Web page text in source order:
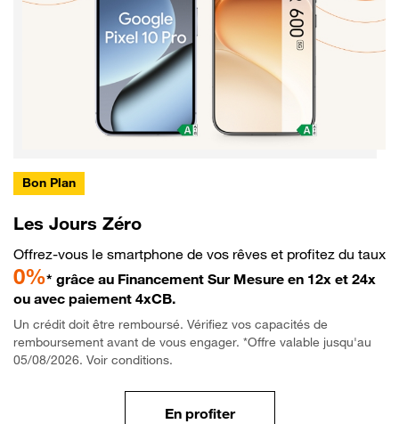
Bon Plan
Les Jours Zéro
Offrez-vous le smartphone de vos rêves et profitez du taux
0%* grâce au Financement Sur Mesure en 12x et 24x
ou avec paiement 4xCB.
Un crédit doit être remboursé. Vérifiez vos capacités de
remboursement avant de vous engager. *Offre valable jusqu'au
05/08/2026. Voir conditions.
En profiter